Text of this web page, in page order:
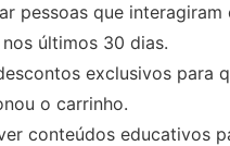
pessoas que interagiram
últimos 30 dias.
exclusivos para
o carrinho.
conteúdos educativos